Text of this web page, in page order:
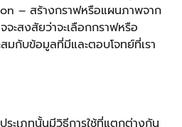
– สร้างกราฟหรือแผนภาพจาก
ะสงสัยว่าจะเลือกกราฟหรือ
มกับข้อมูลที่มีและตอบโจทย์ที่เรา